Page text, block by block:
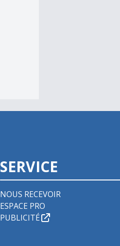
SERVICE
NOUS RECEVOIR
ESPACE PRO
PUBLICITÉ